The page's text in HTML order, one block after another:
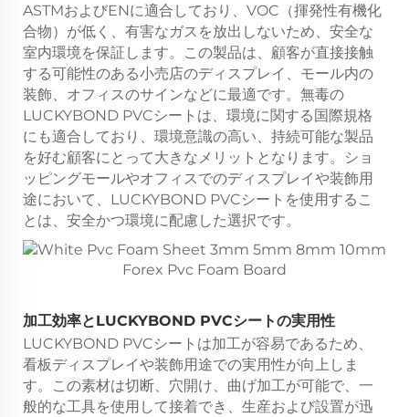
ASTMおよびENに適合しており、VOC（揮発性有機化
合物）が低く、有害なガスを放出しないため、安全な
室内環境を保証します。この製品は、顧客が直接接触
する可能性のある小売店のディスプレイ、モール内の
装飾、オフィスのサインなどに最適です。無毒の
LUCKYBOND PVCシートは、環境に関する国際規格
にも適合しており、環境意識の高い、持続可能な製品
を好む顧客にとって大きなメリットとなります。ショ
ッピングモールやオフィスでのディスプレイや装飾用
途において、LUCKYBOND PVCシートを使用するこ
とは、安全かつ環境に配慮した選択です。
加工効率とLUCKYBOND PVCシートの実用性
LUCKYBOND PVCシートは加工が容易であるため、
看板ディスプレイや装飾用途での実用性が向上しま
す。この素材は切断、穴開け、曲げ加工が可能で、一
般的な工具を使用して接着でき、生産および設置が迅